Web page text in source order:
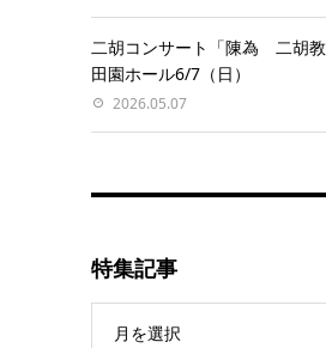
二胡コンサート「陳為 二胡教
田園ホール6/7（日）
2026.05.07
特集記事
月を選択